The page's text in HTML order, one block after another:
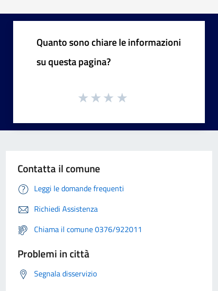
Quanto sono chiare le informazioni
su questa pagina?
Contatta il comune
Leggi le domande frequenti
Richiedi Assistenza
Chiama il comune 0376/922011
Problemi in città
Segnala disservizio